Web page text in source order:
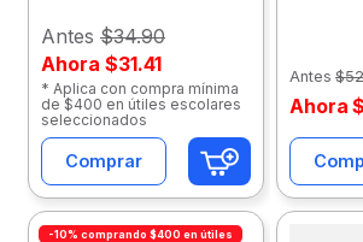
Antes $34.90
Ahora $31.41
* Aplica con compra mínima
de $400 en útiles escolares
seleccionados
Comprar
Antes $
Ahora
-10% comprando $400 en útiles